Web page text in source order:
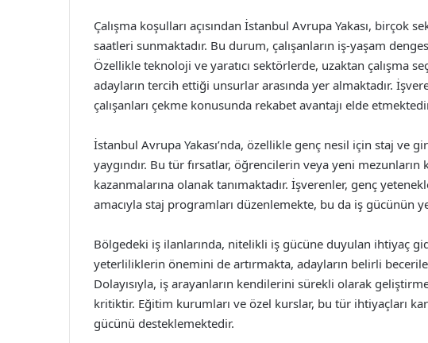
Çalışma koşulları açısından İstanbul Avrupa Yakası, birçok
saatleri sunmaktadır. Bu durum, çalışanların iş-yaşam
Özellikle teknoloji ve yaratıcı sektörlerde, uzaktan çalışma
adayların tercih ettiği unsurlar arasında yer almaktadır.
çalışanları çekme konusunda rekabet avantajı elde
İstanbul Avrupa Yakası’nda, özellikle genç nesil için staj ve
yaygındır. Bu tür fırsatlar, öğrencilerin veya yeni
kazanmalarına olanak tanımaktadır. İşverenler, genç
amacıyla staj programları düzenlemekte, bu da iş gücünün
Bölgedeki iş ilanlarında, nitelikli iş gücüne duyulan ihtiyaç
yeterliliklerin önemini de artırmakta, adayların belirli
Dolayısıyla, iş arayanların kendilerini sürekli olarak
kritiktir. Eğitim kurumları ve özel kurslar, bu tür ihtiyaçları
gücünü desteklemektedir.